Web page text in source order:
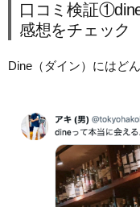
口コミ検証
感想をチェック
Dine（ダイン）にはど